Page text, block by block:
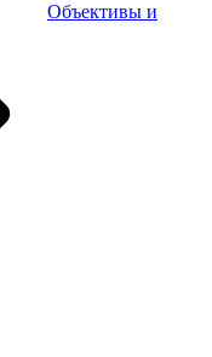
Объективы и